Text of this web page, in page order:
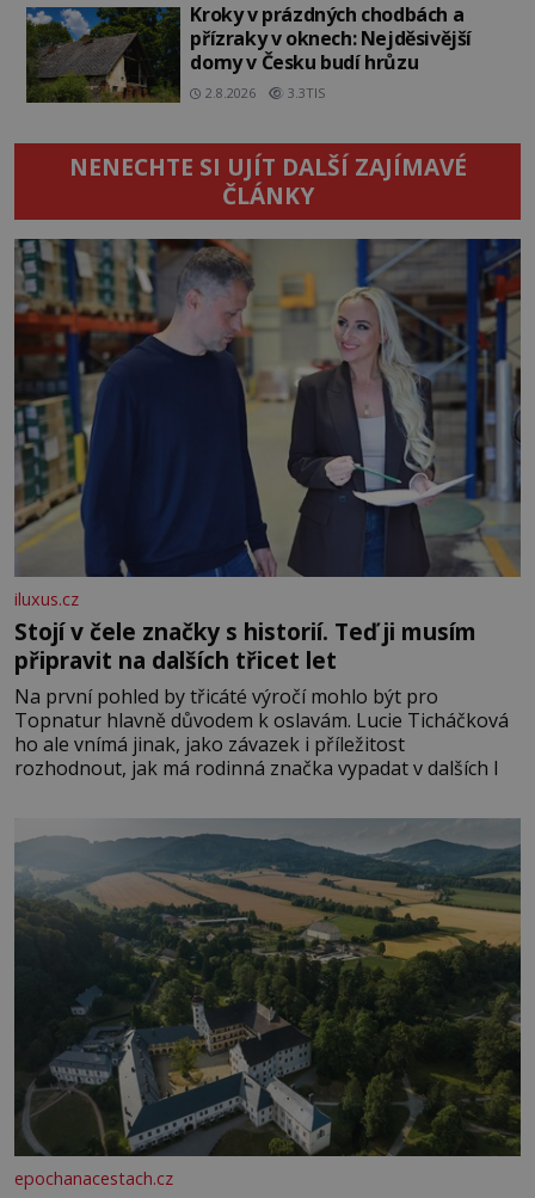
Kroky v prázdných chodbách a
přízraky v oknech: Nejděsivější
domy v Česku budí hrůzu
2.8.2026 3.3TIS
NENECHTE SI UJÍT DALŠÍ ZAJÍMAVÉ
ČLÁNKY
iluxus.cz
Stojí v čele značky s historií. Teď ji musím
připravit na dalších třicet let
Na první pohled by třicáté výročí mohlo být pro
Topnatur hlavně důvodem k oslavám. Lucie Ticháčková
ho ale vnímá jinak, jako závazek i příležitost
rozhodnout, jak má rodinná značka vypadat v dalších l
epochanacestach.cz